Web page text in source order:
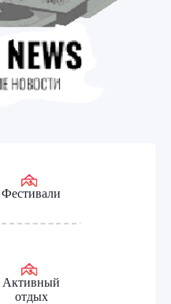
Фестивали
Активный
отдых